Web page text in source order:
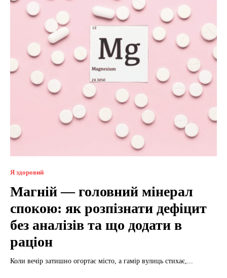
Я здоровий
Магній — головний мінерал
спокою: як розпізнати дефіцит
без аналізів та що додати в
раціон
Коли вечір затишно огортає місто, а гамір вулиць стихає,...